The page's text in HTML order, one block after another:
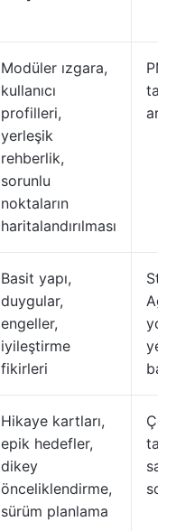
Modüler ızgara,
kullanıcı
profilleri,
yerleşik
rehberlik,
sorunlu
noktaların
haritalandırılması
Basit yapı,
duygular,
engeller,
iyileştirme
fikirleri
yeni
Hikaye kartları,
epik hedefler,
dikey
önceliklendirme,
sürüm planlama